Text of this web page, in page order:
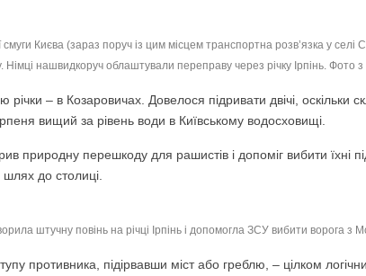
Києва (зараз поруч із цим місцем транспортна розв’язка у селі
Німці нашвидкоруч облаштували переправу через річку Ірпінь. Фото
– в Козаровичах. Довелося підривати двічі, оскільки
вищий за рівень води в Київському водосховищі.
природну перешкоду для рашистів і допоміг вибити їхні
до столиці.
штучну повінь на річці Ірпінь і допомогла ЗСУ вибити ворога
противника, підірвавши міст або греблю, – цілком